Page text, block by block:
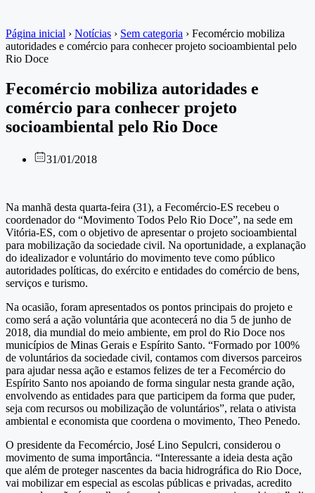
Página inicial › Notícias › Sem categoria › Fecomércio mobiliza
autoridades e comércio para conhecer projeto socioambiental pelo
Rio Doce
Fecomércio mobiliza autoridades e
comércio para conhecer projeto
socioambiental pelo Rio Doce
31/01/2018
Na manhã desta quarta-feira (31), a Fecomércio-ES recebeu o
coordenador do “Movimento Todos Pelo Rio Doce”, na sede em
Vitória-ES, com o objetivo de apresentar o projeto socioambiental
para mobilização da sociedade civil. Na oportunidade, a explanação
do idealizador e voluntário do movimento teve como público
autoridades políticas, do exército e entidades do comércio de bens,
serviços e turismo.
Na ocasião, foram apresentados os pontos principais do projeto e
como será a ação voluntária que acontecerá no dia 5 de junho de
2018, dia mundial do meio ambiente, em prol do Rio Doce nos
municípios de Minas Gerais e Espírito Santo. “Formado por 100%
de voluntários da sociedade civil, contamos com diversos parceiros
para ajudar nessa ação e estamos felizes de ter a Fecomércio do
Espírito Santo nos apoiando de forma singular nesta grande ação,
envolvendo as entidades para que participem da forma que puder,
seja com recursos ou mobilização de voluntários”, relata o ativista
ambiental e economista que coordena o movimento, Theo Penedo.
O presidente da Fecomércio, José Lino Sepulcri, considerou o
movimento de suma importância. “Interessante a ideia desta ação
que além de proteger nascentes da bacia hidrográfica do Rio Doce,
vai mobilizar em especial as escolas públicas e privadas, acredito